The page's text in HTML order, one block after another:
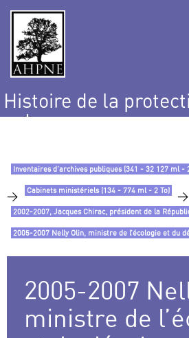
Histoire de la
nature
Inventaires d’archives publiques (341 - 32 127 ml -
> Cabinets ministériels (134 - 774 ml - 2 To) >
2002-2007, Jacques Chirac, président de la
2005-2007 Nelly Olin, ministre de l’écologie et du
2005-2007
ministre de